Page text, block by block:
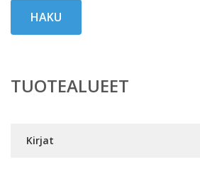
HAKU
TUOTEALUEET
Kirjat